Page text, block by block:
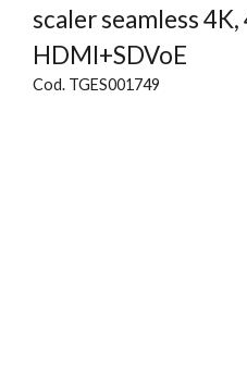
scaler seamless
HDMI+SDVoE
Cod. TGES001749